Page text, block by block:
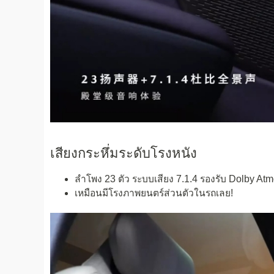
เสียงกระหึ่มระดับโรงหนัง
ลำโพง 23 ตัว ระบบเสียง 7.1.4 รองรับ Dolby
เหมือนมีโรงภาพยนตร์ส่วนตัวในรถเลย!